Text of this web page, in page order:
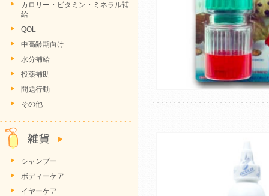
カロリー・ビタミン・ミネラル補
給
QOL
中高齢期向け
水分補給
投薬補助
問題行動
その他
シャンプー
ボディーケア
イヤーケア